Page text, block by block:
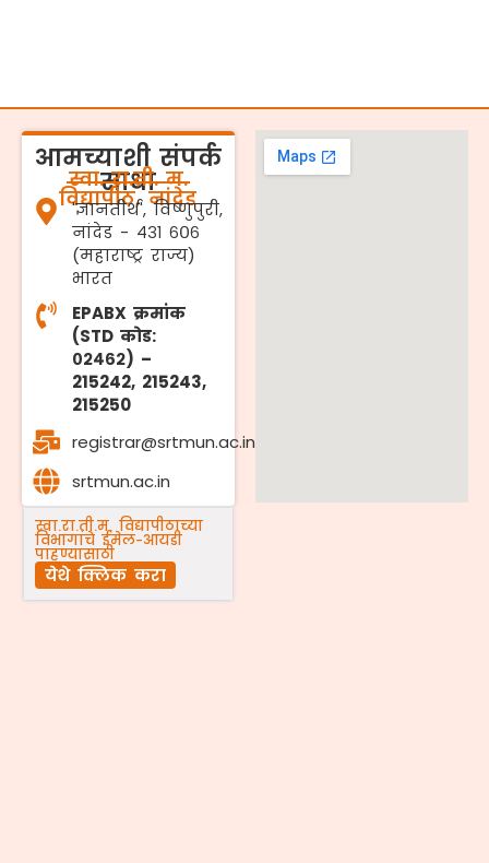
आमच्याशी संपर्क
साधा
स्वा. रा.ती. म.
विद्यापीठ, नांदेड
'ज्ञानतीर्थ', विष्णुपुरी,
नांदेड - ४३१ ६०६
(महाराष्ट्र राज्य)
भारत
EPABX क्रमांक
(STD कोड:
०२४६२) –
215242, 215243,
215250
registrar@srtmun.ac.in
srtmun.ac.in
स्वा.रा.ती.म. विद्यापीठाच्या
विभागांचे ईमेल-आयडी
पाहण्यासाठी
येथे क्लिक करा